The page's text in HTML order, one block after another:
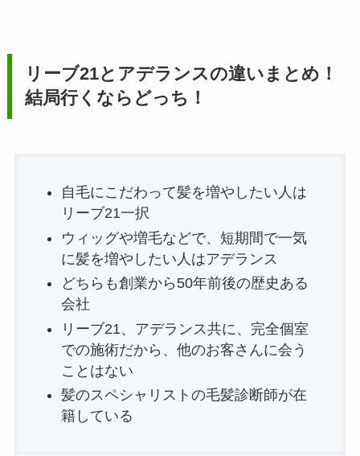
リーブ21とアデランスの違いまとめ！
結局行くならどっち！
自毛にこだわって髪を増やしたい人は
リーブ21一択
ウィッグや増毛などで、短期間で一気
に髪を増やしたい人はアデランス
どちらも創業から50年前後の歴史ある
会社
リーブ21、アデランス共に、完全個室
での施術だから、他のお客さんに会う
ことはない
髪のスペシャリストの毛髪診断師が在
籍している